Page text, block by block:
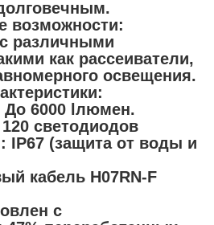
возможности:
различными
как рассеиватели,
освещения.
До 6000 lлюмен.
светодиодов
IP67 (защита от воды и
кабель H07RN-F
с